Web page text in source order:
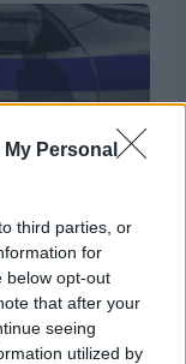
Personal
third parties, or
for
below opt-out
that after your
seeing
utilized by
timp
i-a uimit